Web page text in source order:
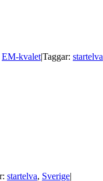
EM-kvalet|Taggar: startelva
startelva, Sverige|